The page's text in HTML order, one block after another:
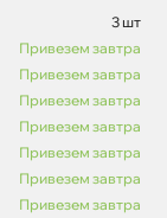
3 шт
Привезем завтра
Привезем завтра
Привезем завтра
Привезем завтра
Привезем завтра
Привезем завтра
Привезем завтра